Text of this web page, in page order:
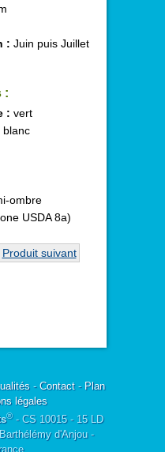
: Juin puis Juillet
:
: vert
blanc
ombre
USDA 8a)
Produit suivant
- Contact- Plan
légales
®- CS 10015 - 15 LD
d'Anjou -